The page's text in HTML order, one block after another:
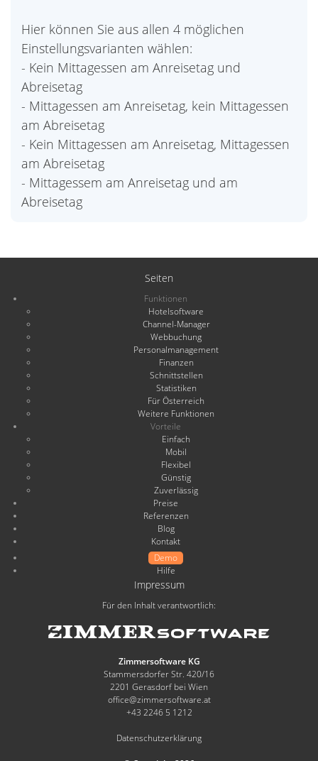
Hier können Sie aus allen 4 möglichen
Einstellungsvarianten wählen:
- Kein Mittagessen am Anreisetag und
Abreisetag
- Mittagessen am Anreisetag, kein Mittagessen
am Abreisetag
- Kein Mittagessen am Anreisetag, Mittagessen
am Abreisetag
- Mittagessem am Anreisetag und am
Abreisetag
Seiten
Funktionen
Hotelsoftware
Channel-Manager
Webbuchung
Personalmanagement
Finanzen
Schnittstellen
Statistiken
Für Österreich
Weitere Funktionen
Vorteile
Einfach
Mobil
Flexibel
Günstig
Zuverlässig
Preise
Referenzen
Blog
Kontakt
Demo
Hilfe
Impressum
Für den Inhalt verantwortlich:
Zimmersoftware KG
Stammersdorfer Str. 420/16
2201 Gerasdorf bei Wien
office@zimmersoftware.at
+43 2246 5 1212
Datenschutzerklärung